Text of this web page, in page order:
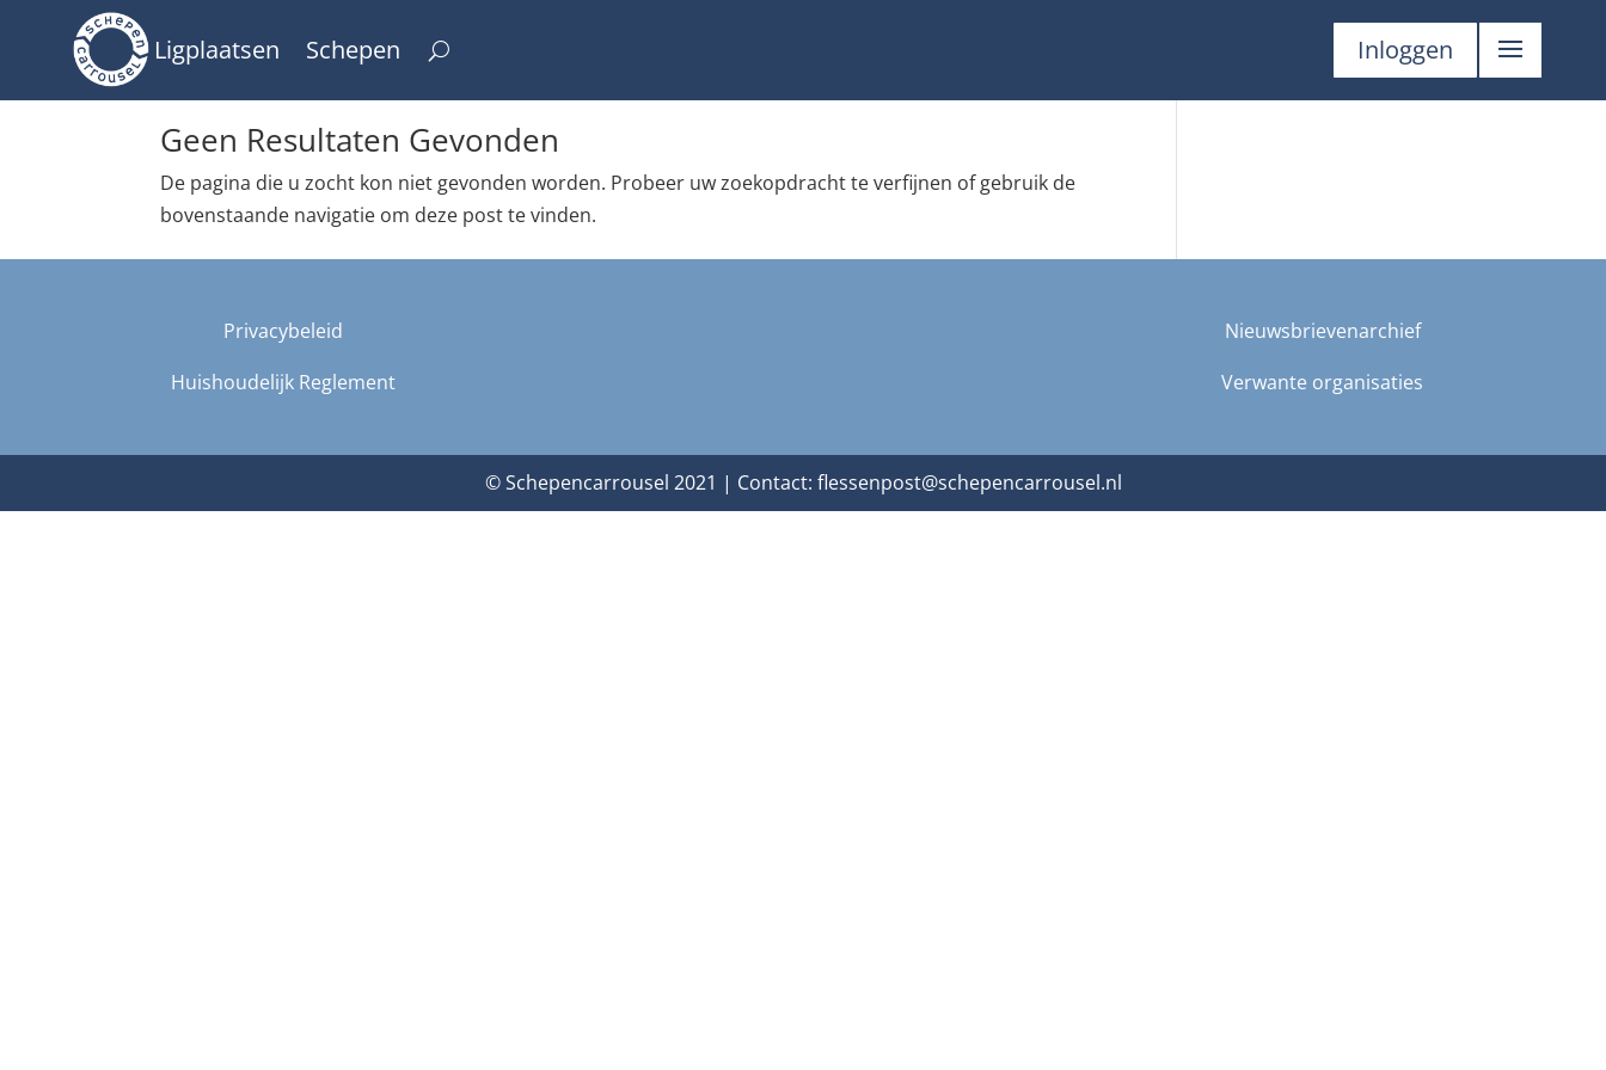
Ligplaatsen Schepen Inloggen
Geen Resultaten Gevonden
De pagina die u zocht kon niet gevonden worden. Probeer uw zoekopdracht te verfijnen of gebruik de
bovenstaande navigatie om deze post te vinden.
Privacybeleid
Huishoudelijk Reglement
Nieuwsbrievenarchief
Verwante organisaties
© Schepencarrousel 2021 | Contact: flessenpost@schepencarrousel.nl